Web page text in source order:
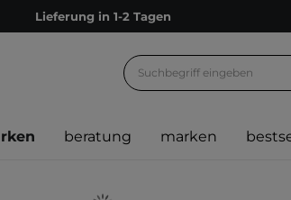
Lieferung in 1-2 Tagen
Kostenloser Versand ab 60 €
nach Deutschland und Österreich
beratung marken